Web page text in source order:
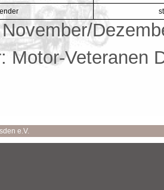
Motor-Veteranen
e.V.